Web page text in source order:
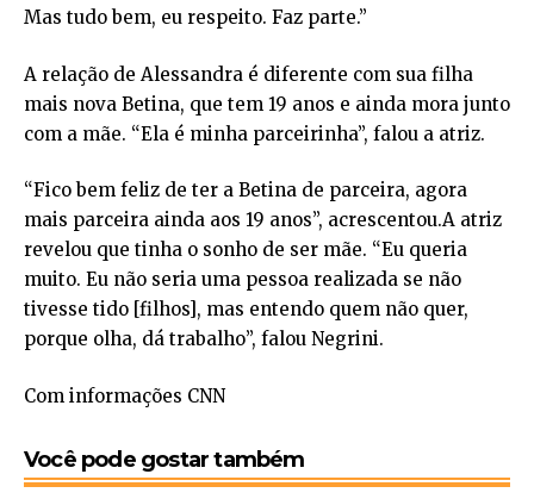
Mas tudo bem, eu respeito. Faz parte.”
A relação de Alessandra é diferente com sua filha
mais nova Betina, que tem 19 anos e ainda mora junto
com a mãe. “Ela é minha parceirinha”, falou a atriz.
“Fico bem feliz de ter a Betina de parceira, agora
mais parceira ainda aos 19 anos”, acrescentou.A atriz
revelou que tinha o sonho de ser mãe. “Eu queria
muito. Eu não seria uma pessoa realizada se não
tivesse tido [filhos], mas entendo quem não quer,
porque olha, dá trabalho”, falou Negrini.
Com informações CNN
Você pode gostar também